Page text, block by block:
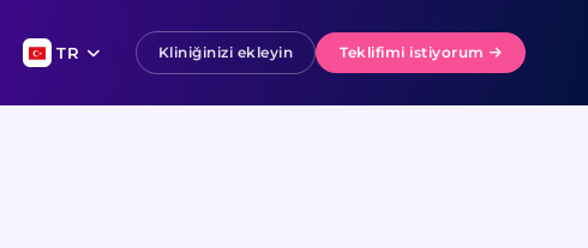
TR Kliniğinizi ekleyin Teklifimi istiyorum